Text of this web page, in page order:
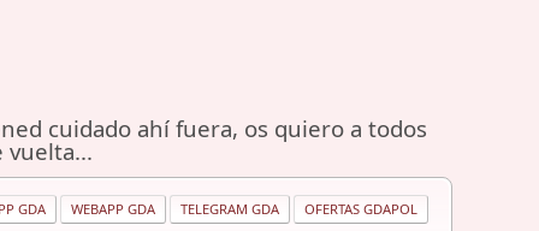
cuidado ahí fuera, os quiero a todos
vuelta...
GDA WEBAPP GDA TELEGRAM GDA OFERTAS GDAPOL